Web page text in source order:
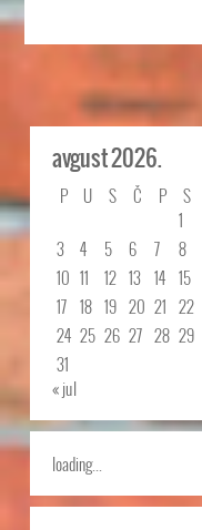
avgust 2026.
P U S Č P S
1
3
4 5 6 7 8
10 11 12 13 14 15
17 18 19 20 21 22
24 25 26 27 28 29
31
« jul
loading...